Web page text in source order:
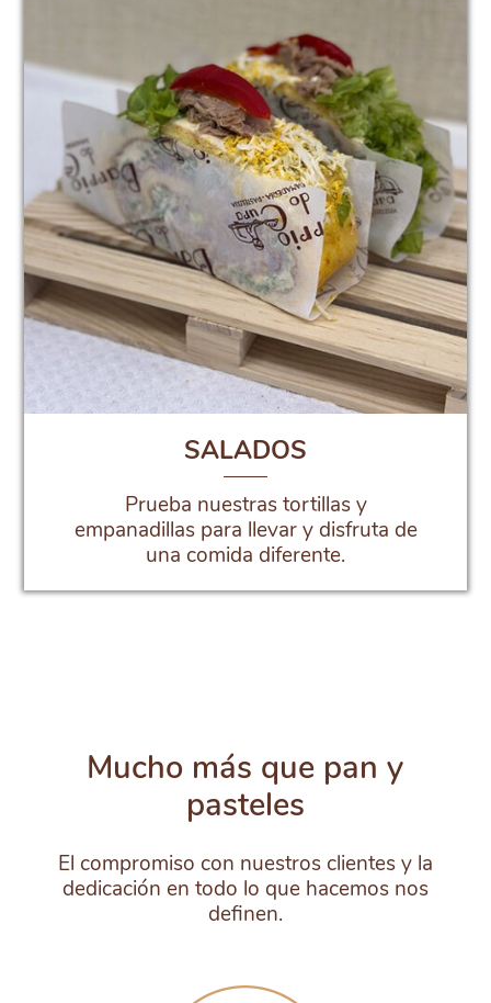
SALADOS
Prueba nuestras tortillas y
empanadillas para llevar y disfruta de
una comida diferente.
Mucho más que pan y
pasteles
El compromiso con nuestros clientes y la
dedicación en todo lo que hacemos nos
definen.